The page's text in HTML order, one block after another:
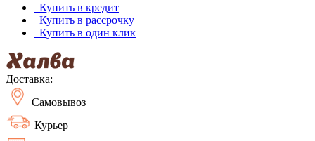
Купить в кредит
Купить в рассрочку
Купить в один клик
Доставка:
Самовывоз
Курьер